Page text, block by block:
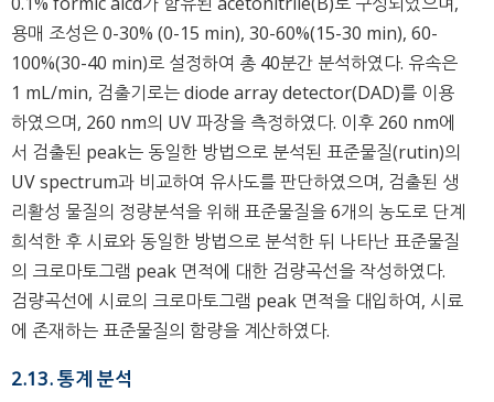
용매 조성은 0-30% (0-15 min), 30-60%(15-30 min), 60-
100%(30-40 min)로 설정하여 총 40분간 분석하였다. 유속은
1 mL/min, 검출기로는 diode array detector(DAD)를 이용
하였으며, 260 nm의 UV 파장을 측정하였다. 이후 260 nm에
서 검출된 peak는 동일한 방법으로 분석된 표준물질(rutin)의
UV spectrum과 비교하여 유사도를 판단하였으며, 검출된 생
리활성 물질의 정량분석을 위해 표준물질을 6개의 농도로 단계
희석한 후 시료와 동일한 방법으로 분석한 뒤 나타난 표준물질
의 크로마토그램 peak 면적에 대한 검량곡선을 작성하였다.
검량곡선에 시료의 크로마토그램 peak 면적을 대입하여, 시료
에 존재하는 표준물질의 함량을 계산하였다.
2.13. 통계 분석